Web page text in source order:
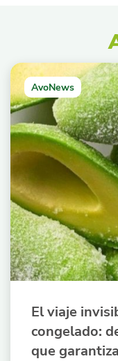
AvoNews
El viaje
congelado:
que